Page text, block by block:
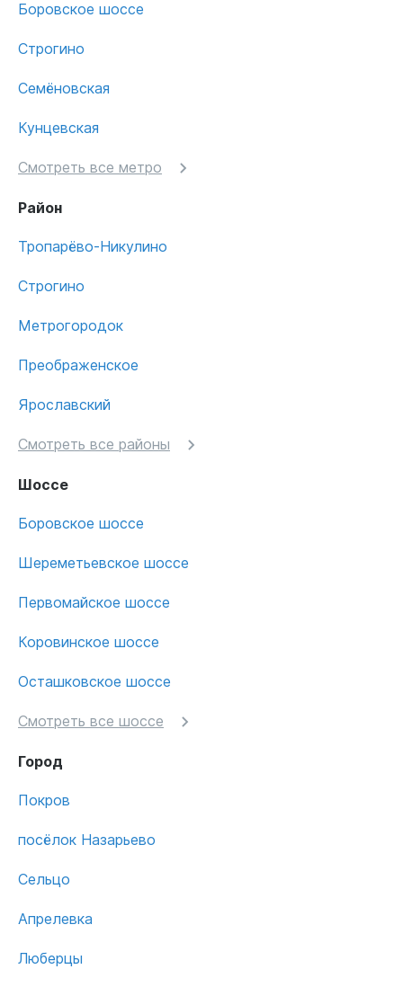
Боровское шоссе
Строгино
Семёновская
Кунцевская
Смотреть все метро
Район
Тропарёво-Никулино
Строгино
Метрогородок
Преображенское
Ярославский
Смотреть все районы
Шоссе
Боровское шоссе
Шереметьевское шоссе
Первомайское шоссе
Коровинское шоссе
Осташковское шоссе
Смотреть все шоссе
Город
Покров
посёлок Назарьево
Сельцо
Апрелевка
Люберцы